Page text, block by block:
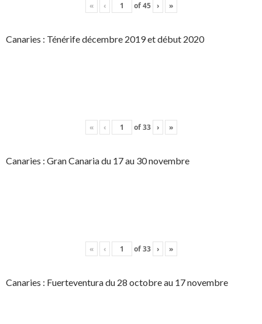
« ‹ of45 › »
Canaries : Ténérife décembre 2019 et début 2020
« ‹ of33 › »
Canaries : Gran Canaria du 17 au 30 novembre
« ‹ of33 › »
Canaries : Fuerteventura du 28 octobre au 17 novembre